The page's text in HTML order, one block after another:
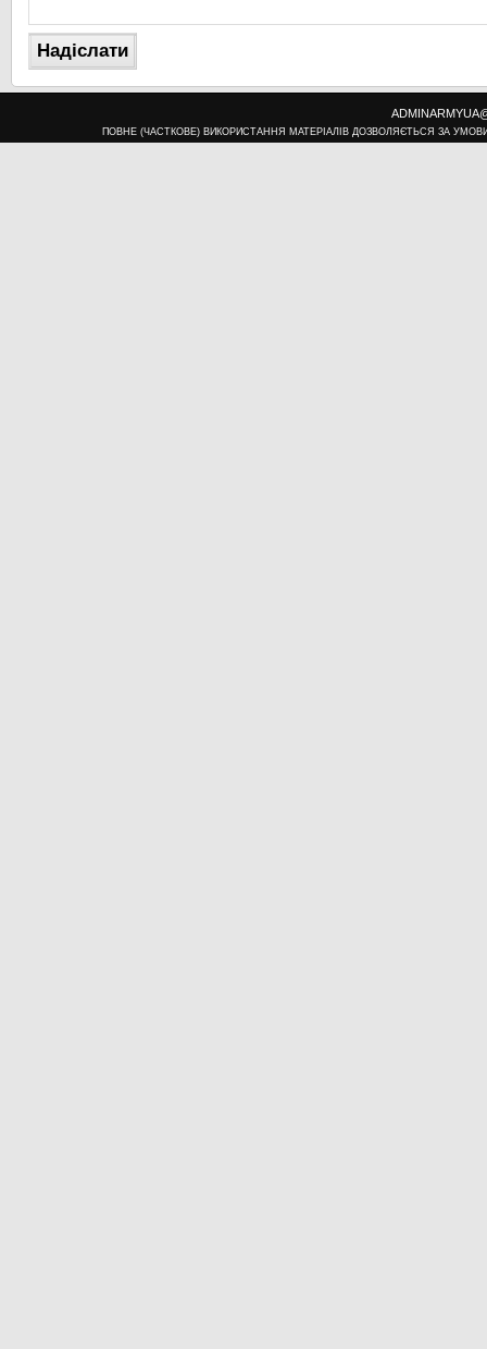
ПОВНЕ (ЧАСТКОВЕ) ВИКОРИСТАННЯ МАТЕРІАЛІВ ДОЗВОЛЯЄТЬСЯ ЗА